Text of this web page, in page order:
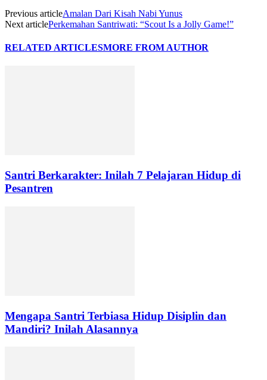
Previous articleAmalan Dari Kisah Nabi Yunus
Next articlePerkemahan Santriwati: “Scout Is a Jolly Game!”
RELATED ARTICLESMORE FROM AUTHOR
Santri Berkarakter: Inilah 7 Pelajaran Hidup di
Pesantren
Mengapa Santri Terbiasa Hidup Disiplin dan
Mandiri? Inilah Alasannya